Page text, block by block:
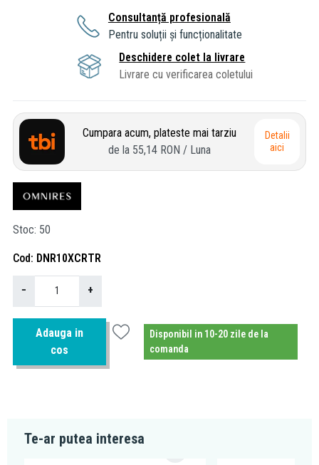
Consultanță profesională
Pentru soluții și funcționalitate
Deschidere colet la livrare
Livrare cu verificarea coletului
Cumpara acum, plateste mai tarziu
de la 55,14 RON / Luna
Detalii
aici
Stoc 50
Cod DNR10XCRTR
− +
Adauga in
cos
Disponibil in 10-20 zile de la
comanda
Te-ar putea interesa